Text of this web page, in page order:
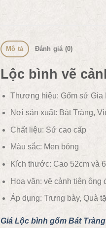
Mô tả Đánh giá (0)
Lộc bình vẽ
Thương hiệu: Gốm sứ Gia
Nơi sản xuất: Bát Tràng,
Chất liệu: Sứ cao cấp
Màu sắc: Men bóng
Kích thước: Cao 52cm và
Hoa văn: vẽ cảnh tiên ông
Áp dụng: Trưng bày, Quà
Giá Lộc bình gốm Bát Tràng